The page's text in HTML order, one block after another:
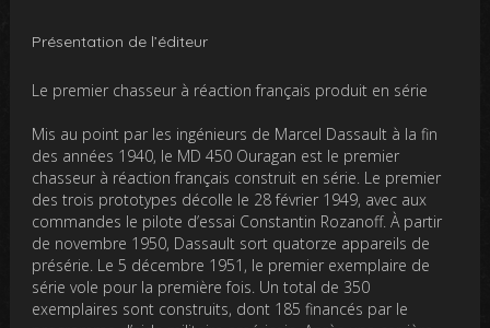
Présentation de l’éditeur
Le premier chasseur à réaction français produit en série
Mis au point par les ingénieurs de Marcel Dassault à la fin
des années 1940, le MD 450 Ouragan est le premier
chasseur à réaction français construit en série. Le premier
des trois prototypes décolle le 28 février 1949, avec aux
commandes le pilote d’essai Constantin Rozanoff. À partir
de novembre 1950, Dassault sort quatorze appareils de
présérie. Le 5 décembre 1951, le premier exemplaire de
série vole pour la première fois. Un total de 350
exemplaires sont construits, dont 185 financés par le